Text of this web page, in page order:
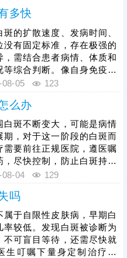
多快
斑的扩散速度、发病时间、
没有固定标准，存在极强的
，需结合患者病情、体质和
等综合判断。像自身免疫紊
压力大、外伤、熬夜等因
患者发病后需及时就医，根
分型、分期开展科学对症治
需做好皮肤护理，规避暴
、外伤等诱因，保持规律作
心态，全方位降低白斑扩散
控制病情。
08-05 123
么办
白斑不断变大，可能是病情
期，对于这一阶段的白斑而
需要前往正规医院，遵医嘱
，尽快控制，防止白斑持续
果白斑扩散速度不是很快，
可适度照光，如美国进口
，靶向性照射，治疗起效
性高。同时还应加强护理措
不良因素刺激，防治结合，
相成，为白斑复色助力。
08-04 129
吗
属于自限性皮肤病，早期白
率较低。发现白斑被诊断为
不可盲目等待，还需尽快就
生叮嘱下量身定制治疗方